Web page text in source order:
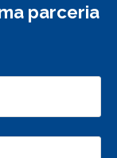
parceria